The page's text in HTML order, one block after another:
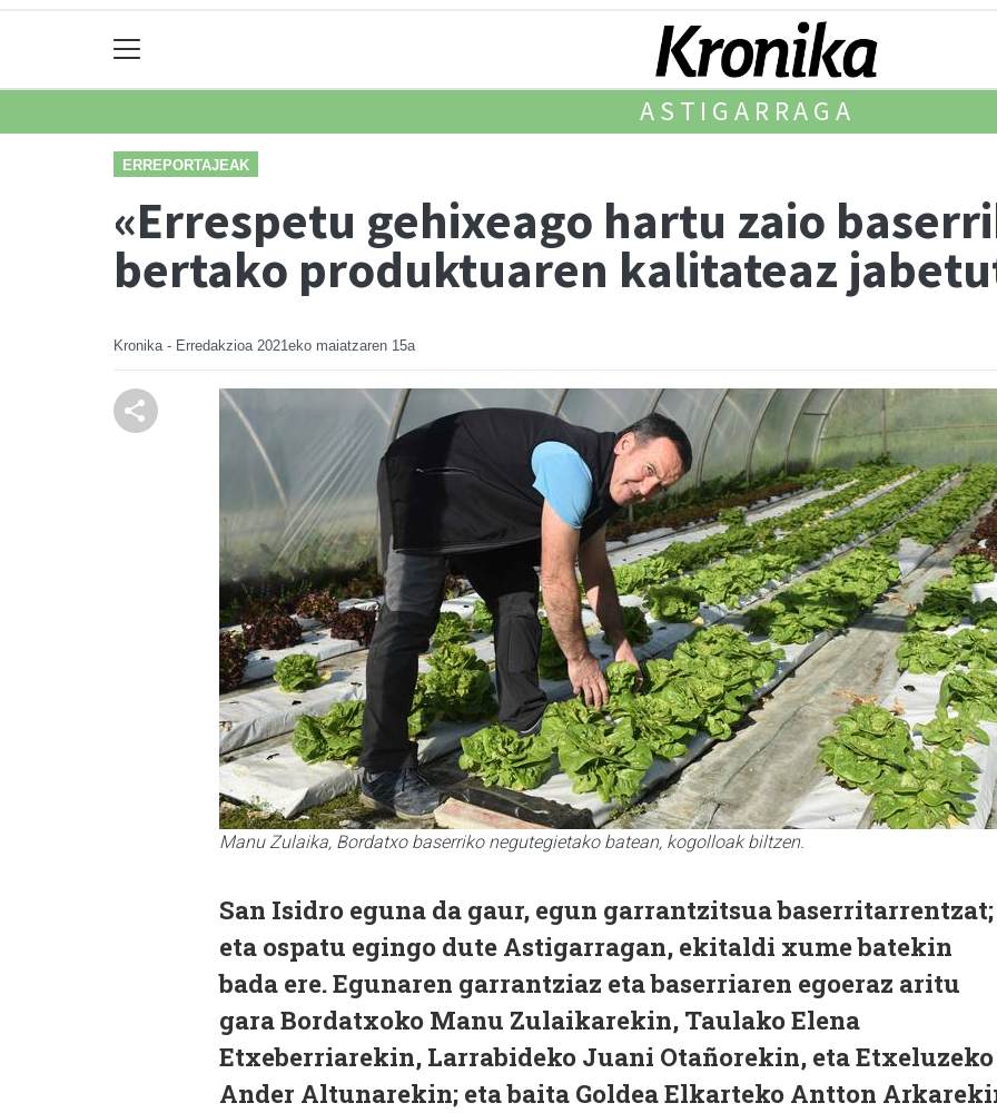
ASTIGARRAGA
ERREPORTAJEAK
«Errespetu gehixeago hartu zaio
bertako produktuaren kalitateaz
Kronika - Erredakzioa 2021eko maiatzaren 15a
Manu Zulaika, Bordatxo baserriko negutegietako batean, kogolloak biltzen.
San Isidro eguna da gaur, egun garrantzitsua baserritarrentzat;
eta ospatu egingo dute Astigarragan, ekitaldi xume batekin
bada ere. Egunaren garrantziaz eta baserriaren egoeraz aritu
gara Bordatxoko Manu Zulaikarekin, Taulako Elena
Etxeberriarekin, Larrabideko Juani Otañorekin, eta Etxeluzeko
Ander Altunarekin; eta baita Goldea Elkarteko Antton